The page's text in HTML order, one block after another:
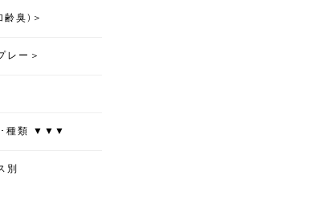
齢臭)＞
レー＞
種類 ▼▼▼
別